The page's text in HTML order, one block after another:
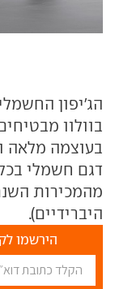
בוולוו
בעוצמה מלאה
היברידיים).
הירשמו